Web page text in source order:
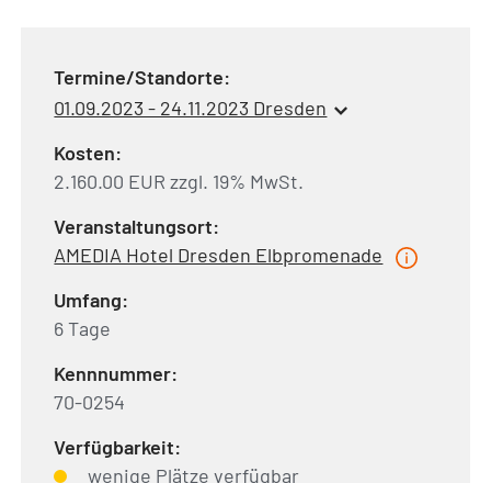
Termine/Standorte:
01.09.2023 - 24.11.2023 Dresden
Kosten:
2.160.00 EUR zzgl. 19% MwSt.
Veranstaltungsort:
AMEDIA Hotel Dresden Elbpromenade
Umfang:
6 Tage
Kennnummer:
70-0254
Verfügbarkeit:
wenige Plätze verfügbar